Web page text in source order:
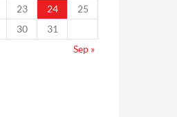
23 24
25
30
31
Sep »